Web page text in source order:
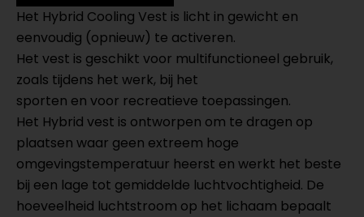
Het Hybrid Cooling Vest is licht in gewicht en
eenvoudig (opnieuw) te activeren.
Het vest is geschikt voor multifunctioneel gebruik,
zoals tijdens het werk, bij het
sporten en voor recreatieve toepassingen.
Het Hybrid vest is ontworpen om te dragen op
plaatsen waar geen extreem hoge
omgevingstemperatuur heerst en werkt het beste
bij een lage tot gemiddelde luchtvochtigheid. De
hoeveelheid luchtstroom op het lichaam bepaalt